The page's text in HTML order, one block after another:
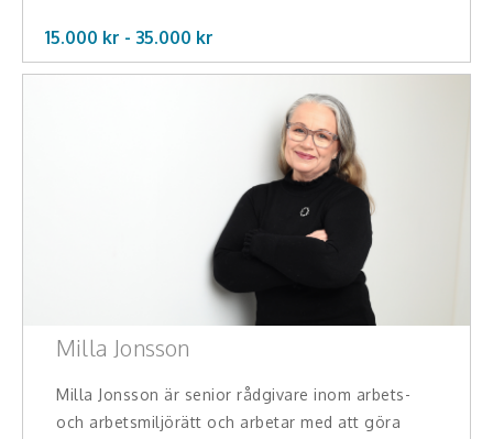
15.000 kr - 35.000 kr
Milla Jonsson
Milla Jonsson är senior rådgivare inom arbets-
och arbetsmiljörätt och arbetar med att göra